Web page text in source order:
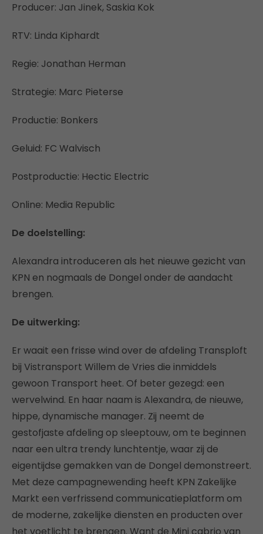
Producer: Jan Jinek, Saskia Kok
RTV: Linda Kiphardt
Regie: Jonathan Herman
Strategie: Marc Pieterse
Productie: Bonkers
Geluid: FC Walvisch
Postproductie: Hectic Electric
Online: Media Republic
De doelstelling:
Alexandra introduceren als het nieuwe gezicht van
KPN en nogmaals de Dongel onder de aandacht
brengen.
De uitwerking:
Er waait een frisse wind over de afdeling Transploft
bij Vistransport Willem de Vries die inmiddels
gewoon Transport heet. Of beter gezegd: een
wervelwind. En haar naam is Alexandra, de nieuwe,
hippe, dynamische manager. Zij neemt de
gestofjaste afdeling op sleeptouw, om te beginnen
naar een ultra trendy lunchtentje, waar zij de
eigentijdse gemakken van de Dongel demonstreert.
Met deze campagnewending heeft KPN Zakelijke
Markt een verfrissend communicatieplatform om
de moderne, zakelijke diensten en producten over